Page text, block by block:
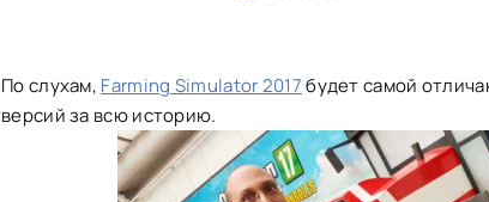
По слухам, Farming Simulator 2017будет самой
версий за всю историю.